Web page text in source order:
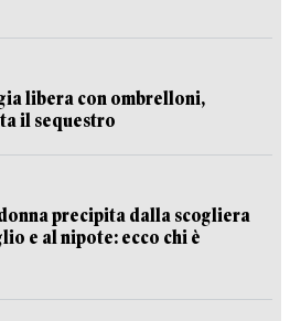
libera con ombrelloni,
il sequestro
precipita dalla scogliera
e al nipote: ecco chi è